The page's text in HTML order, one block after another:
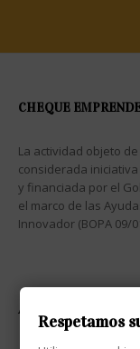
CHEQUE
La actividad objeto
considerada
y financiada por el
el marco de las
Innovador (BOPA 09/
ATENCIÓN AL
Respetamos